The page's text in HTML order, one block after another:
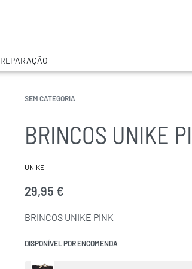
REPARAÇÃO
SEM CATEGORIA
BRINCOS UNIKE
UNIKE
29,95 €
BRINCOS UNIKE PINK
DISPONÍVEL POR ENCOMENDA